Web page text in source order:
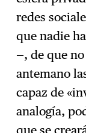
redes
que nadie
—, de que
antemano
capaz de
analogía,
que se